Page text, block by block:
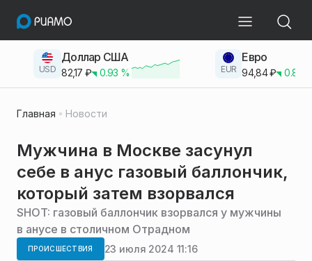
USD
Доллар США
82,17 ₽ 0.93 % EUR
Евро
94,84₽ 0.83
Главная Новости
Мужчина в Москве засунул
себе в анус газовый баллончик,
который затем взорвался
SHOT: газовый баллончик взорвался у мужчины
в анусе в столичном Отрадном
ПРОИСШЕСТВИЯ 23 июля 2024 11:16